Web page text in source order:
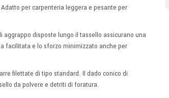
per carpenteria leggera e pesante per
disposte lungo il tassello assicurano una
facilitata e lo sforzo minimizzato anche per
filettate di tipo standard. Il dado conico di
da polvere e detriti di foratura.